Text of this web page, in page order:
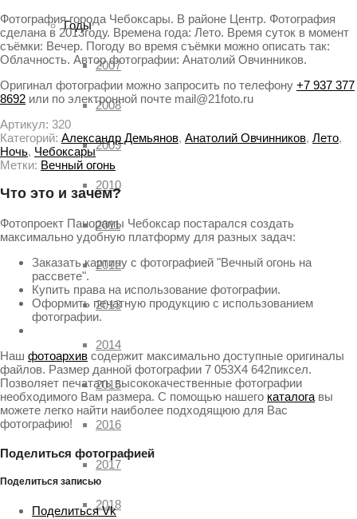
Годы
2007
2008
2009
2010
2011
2012
2013
2014
2015
2016
2017
2018
Фотография города Чебоксары. В районе Центр. Фотография
сделана в 2013году. Времена года: Лето. Время суток в момент
съёмки: Вечер. Погоду во время съёмки можно описать так:
Облачность. Автор фотографии: Анатолий Овчинников.
Оригинал фотографии можно запросить по телефону +7 937 377
8692 или по электронной почте mail@21foto.ru
Артикул: 320
Категорий: Александр Демьянов, Анатолий Овчинников, Лето,
Ночь, Чебоксары
Метки: Вечный огонь
Что это и зачем?
Фотопроект Панорамы Чебоксар постарался создать
максимально удобную платформу для разных задач:
Заказать картину с фотографией "Вечный огонь на
рассвете".
Купить права на использование фотографии.
Оформить печатную продукцию с использованием
фотографии.
Наш фотоархив содержит максимально доступные оригиналы
файлов. Размер данной фотографии 7 053X4 642пиксел.
Позволяет печатать высококачественные фотографии
необходимого Вам размера. С помощью нашего каталога вы
можете легко найти наиболее подходящюю для Вас
фотографию!
Поделиться фотографией
Поделиться записью
Поделиться Vk